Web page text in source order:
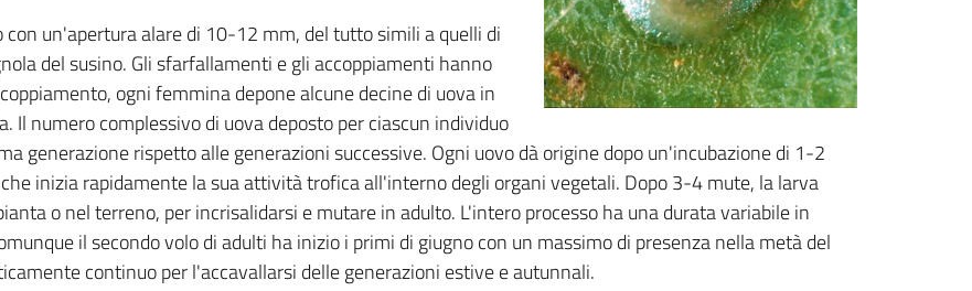
un'apertura alare di 10-12 mm, del tutto simili a quelli di
del susino. Gli sfarfallamenti e gli accoppiamenti hanno
ogni femmina depone alcune decine di uova in
Il numero complessivo di uova deposto per ciascun individuo
generazione rispetto alle generazioni successive. Ogni uovo dà origine dopo un'incubazione di 1-2
inizia rapidamente la sua attività trofica all'interno degli organi vegetali. Dopo 3-4 mute, la larva
o nel terreno, per incrisalidarsi e mutare in adulto. L'intero processo ha una durata variabile in
il secondo volo di adulti ha inizio i primi di giugno con un massimo di presenza nella metà del
continuo per l'accavallarsi delle generazioni estive e autunnali.